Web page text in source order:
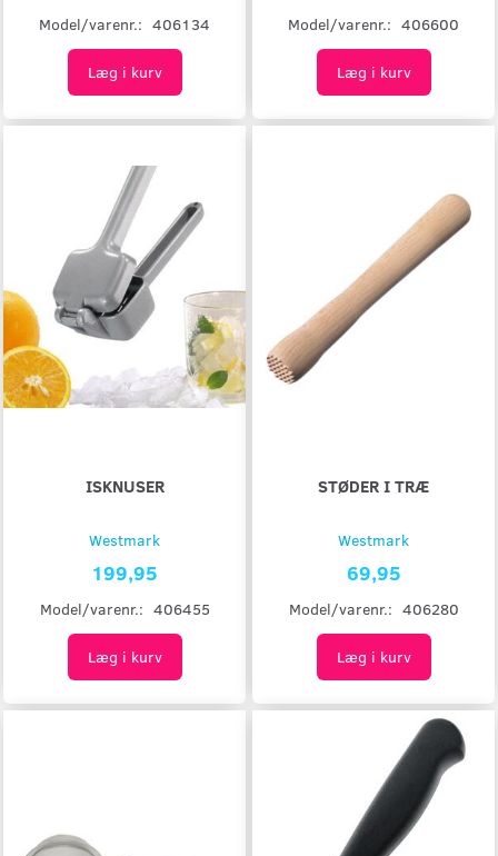
Model/varenr.: 406134
Læg i kurv
Model/varenr.: 406600
Læg i kurv
ISKNUSER
Westmark
199,95
Model/varenr.: 406455
Læg i kurv
STØDER I TRÆ
Westmark
69,95
Model/varenr.: 406280
Læg i kurv